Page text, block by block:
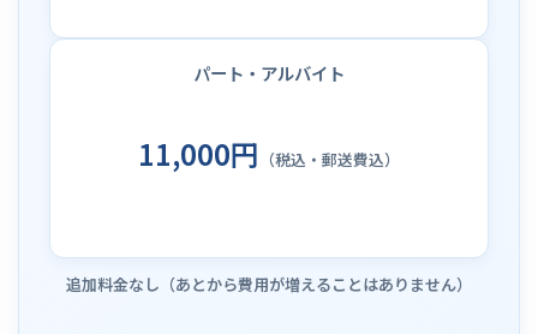
パート・アルバイト
11,000円 （税込・郵送費込）
追加料金なし（あとから費用が増えることはありません）